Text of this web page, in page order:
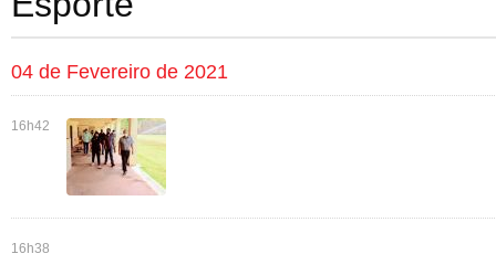
04 de Fevereiro de 2021
16h42
16h38